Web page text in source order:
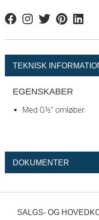
FacebookInstagram
TwitterPinterestLinkedin
TEKNISK
EGENSKABER
Med G½" omløber.
DOKUMENTER
SALGS- OG